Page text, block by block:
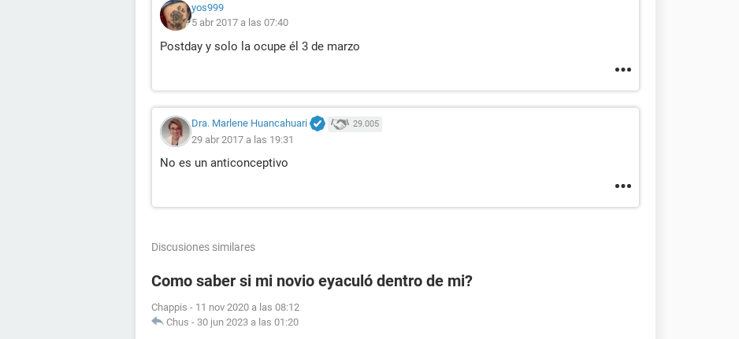
yos999
5 abr 2017 a las 07:40
Postday y solo la ocupe él 3 de marzo
Dra. Marlene Huancahuari 29.005
29 abr 2017 a las 19:31
No es un anticonceptivo
Discusiones similares
Como saber si mi novio eyaculó dentro de mi?
Chappis - 11 nov 2020 a las 08:12
Chus - 30 jun 2023 a las 01:20